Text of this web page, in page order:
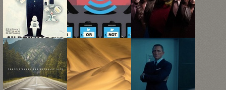
Лучшие
ретро-
постеры
Злободневные
иллюстрации
Себастьена
Тибо
Netflix
показал
трейлер нео-
нуарной
антологии ...